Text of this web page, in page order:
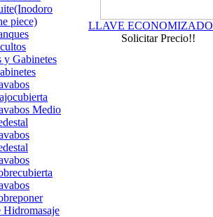
piece)
y Gabinetes
Medio
Hidromasaje
LLAVE
Solicitar Precio!!